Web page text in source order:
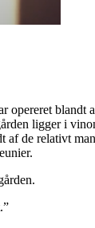
blandt
ligger i
de relativt